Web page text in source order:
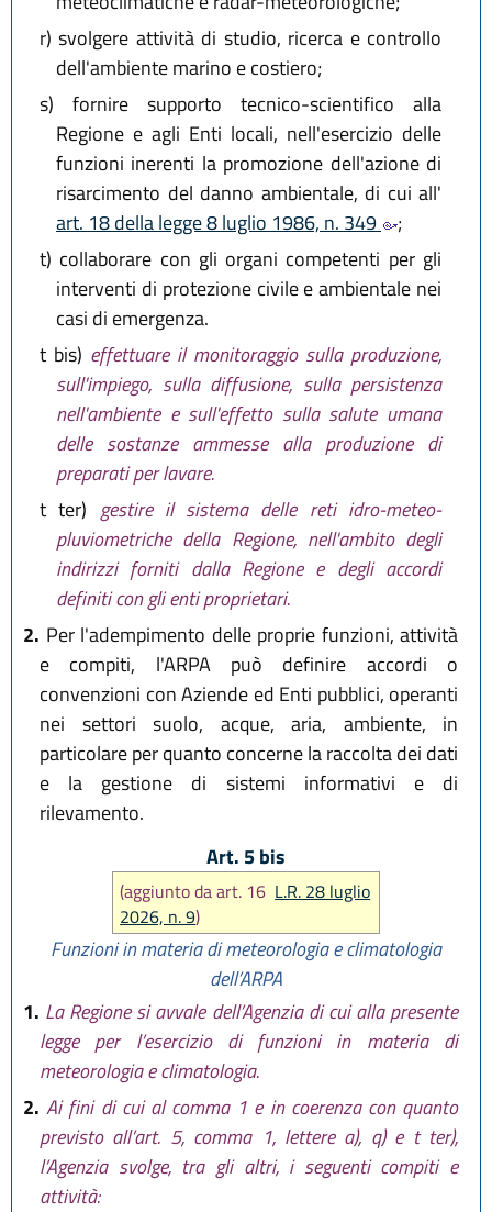
r) svolgere attività di studio, ricerca e controllo
dell'ambiente marino e costiero;
s) fornire supporto tecnico-scientifico alla
Regione e agli Enti locali, nell'esercizio delle
funzioni inerenti la promozione dell'azione di
risarcimento del danno ambientale, di cui all'
art. 18 della legge 8 luglio 1986, n. 349
;
t) collaborare con gli organi competenti per gli
interventi di protezione civile e ambientale nei
casi di emergenza.
t bis) effettuare il monitoraggio sulla produzione,
sull'impiego, sulla diffusione, sulla persistenza
nell'ambiente e sull'effetto sulla salute umana
delle sostanze ammesse alla produzione di
preparati per lavare.
t ter) gestire il sistema delle reti idro-meteo-
pluviometriche della Regione, nell'ambito degli
indirizzi forniti dalla Regione e degli accordi
definiti con gli enti proprietari.
2. Per l'adempimento delle proprie funzioni, attività
e compiti, l'ARPA può definire accordi o
convenzioni con Aziende ed Enti pubblici, operanti
nei settori suolo, acque, aria, ambiente, in
particolare per quanto concerne la raccolta dei dati
e la gestione di sistemi informativi e di
rilevamento.
Art. 5 bis
(aggiunto da art. 16 L.R. 28 luglio
2026, n. 9)
Funzioni in materia di meteorologia e climatologia
dell’ARPA
1. La Regione si avvale dell’Agenzia di cui alla presente
legge per l’esercizio di funzioni in materia di
meteorologia e climatologia.
2. Ai fini di cui al comma 1 e in coerenza con quanto
previsto all’art. 5, comma 1, lettere a), q) e t ter),
l’Agenzia svolge, tra gli altri, i seguenti compiti e
attività: